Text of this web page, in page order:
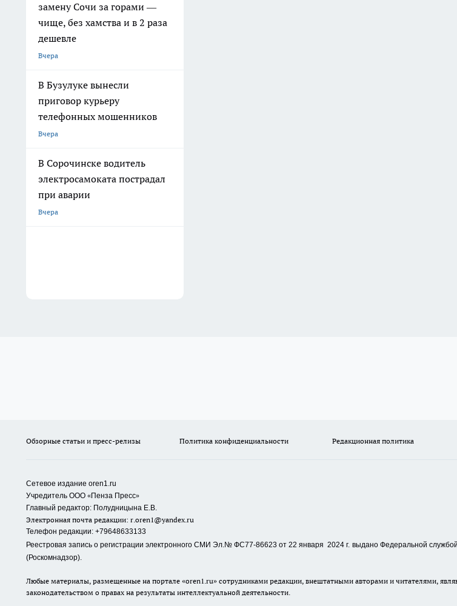
замену Сочи за горами —
чище, без хамства и в 2 раза
дешевле
Вчера
В Бузулуке вынесли
приговор курьеру
телефонных мошенников
Вчера
В Сорочинске водитель
электросамоката пострадал
при аварии
Вчера
Обзорные статьи и пресс-релизы Политика конфиденциальности Редакционная политика
Сетевое издание oren1.ru
Учредитель ООО «Пенза Пресс»
Главный редактор: Полудницына Е.В.
Электронная почта редакции: r.oren1@yandex.ru
Телефон редакции: +79648633133
Реестровая запись о регистрации электронного СМИ Эл.№ ФС77-86623 от 22 января 2024 г. выдано Федеральной
(Роскомнадзор).
Любые материалы, размещенные на портале «oren1.ru» сотрудниками редакции, внештатными авторами и читателями,
законодательством о правах на результаты интеллектуальной деятельности.